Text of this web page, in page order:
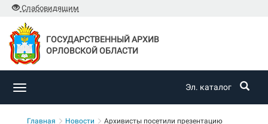
Слабовидящим
ГОСУДАРСТВЕННЫЙ АРХИВ
ОРЛОВСКОЙ ОБЛАСТИ
Toggle
Эл. каталог
Главная Новости
Архивисты посетили презентацию